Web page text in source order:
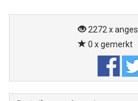
2272 x
0 x gemerkt